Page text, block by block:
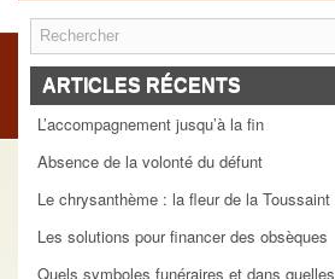
ARTICLES RÉCENTS
L’accompagnement jusqu’à la fin
Absence de la volonté du défunt
Le chrysanthème : la fleur de la Toussaint
Les solutions pour financer des obsèques
Quels symboles funéraires et dans quelles